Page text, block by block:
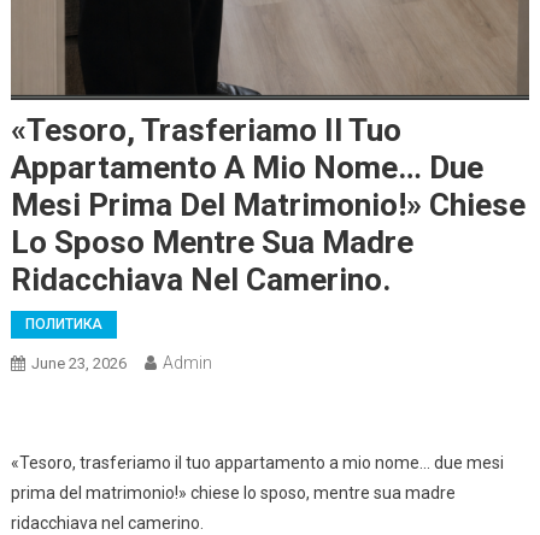
«Tesoro, Trasferiamo Il Tuo
Appartamento A Mio Nome… Due
Mesi Prima Del Matrimonio!» Chiese
Lo Sposo Mentre Sua Madre
Ridacchiava Nel Camerino.
ПОЛИТИКА
June 23, 2026 Admin
«Tesoro, trasferiamo il tuo appartamento a mio nome… due mesi
prima del matrimonio!» chiese lo sposo, mentre sua madre
ridacchiava nel camerino.